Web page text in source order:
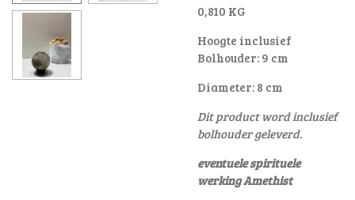
0,810 KG
Hoogte inclusief
Bolhouder: 9 cm
Diameter: 8 cm
Dit product word inclusief
bolhouder geleverd.
eventuele spirituele
werking Amethist